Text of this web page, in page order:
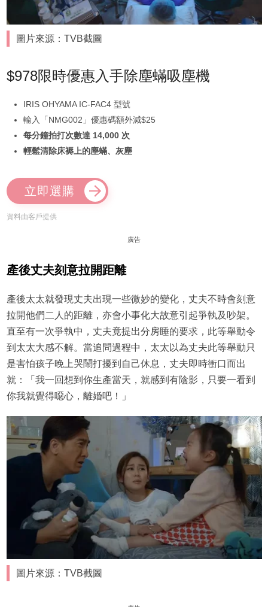
圖片來源：TVB截圖
$978限時優惠入手除塵蟎吸塵機
IRIS OHYAMA IC-FAC4 型號
輸入「NMG002」優惠碼額外減$25
每分鐘拍打次數達 14,000 次
輕鬆清除床褥上的塵蟎、灰塵
立即選購
資料由客戶提供
廣告
產後丈夫刻意拉開距離
產後太太就發現丈夫出現一些微妙的變化，丈夫不時會刻意
拉開他們二人的距離，亦會小事化大故意引起爭執及吵架。
直至有一次爭執中，丈夫竟提出分房睡的要求，此等舉動令
到太太大感不解。當追問過程中，太太以為丈夫此等舉動只
是害怕孩子晚上哭鬧打擾到自己休息，丈夫即時衝口而出
就：「我一回想到你生產當天，就感到有陰影，只要一看到
你我就覺得噁心，離婚吧！」
圖片來源：TVB截圖